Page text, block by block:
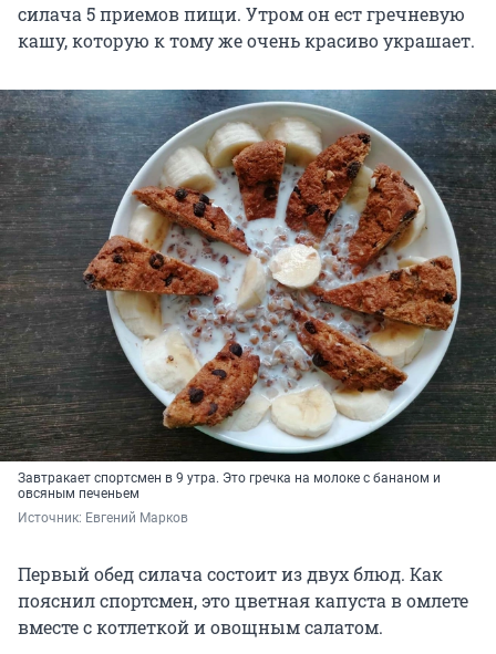
силача 5 приемов пищи. Утром он ест гречневую
кашу, которую к тому же очень красиво украшает.
Завтракает спортсмен в 9 утра. Это гречка на молоке с бананом и
овсяным печеньем
Источник: Евгений Марков
Первый обед силача состоит из двух блюд. Как
пояснил спортсмен, это цветная капуста в омлете
вместе с котлеткой и овощным салатом.